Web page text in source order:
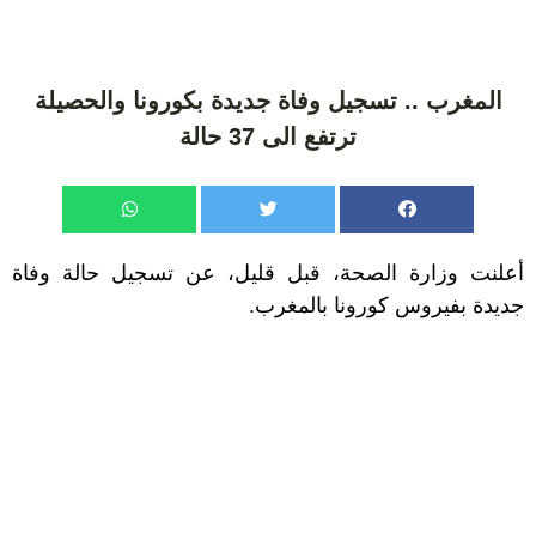
المغرب .. تسجيل وفاة جديدة بكورونا والحصيلة
ترتفع الى 37 حالة
أعلنت وزارة الصحة، قبل قليل، عن تسجيل حالة وفاة
جديدة بفيروس كورونا بالمغرب.